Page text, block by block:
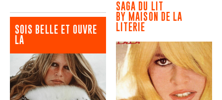
SOIS BELLE ET OUVRE
LA
SAGA DU LIT
BY MAISON DE LA
LITERIE